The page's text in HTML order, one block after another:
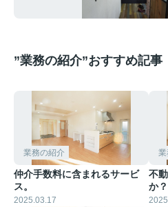
”業務の紹介”おすすめ記事
業務の紹介
仲介手数料に含まれるサービ
ス。
2025.03.17
業
不
か？